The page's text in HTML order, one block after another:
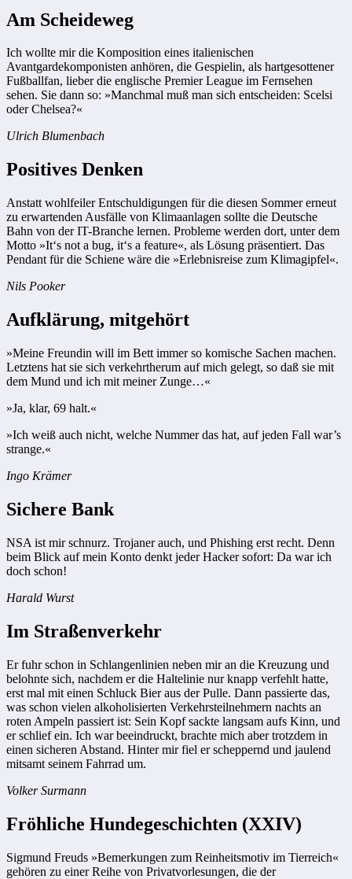
Am Scheideweg
Ich wollte mir die Komposition eines italienischen
Avantgardekomponisten anhören, die Gespielin, als hartgesottener
Fußballfan, lieber die englische Premier League im Fernsehen
sehen. Sie dann so: »Manchmal muß man sich entscheiden: Scelsi
oder Chelsea?«
Ulrich Blumenbach
Positives Denken
Anstatt wohlfeiler Entschuldigungen für die diesen Sommer erneut
zu erwartenden Ausfälle von Klimaanlagen sollte die Deutsche
Bahn von der IT-Branche lernen. Probleme werden dort, unter dem
Motto »It‘s not a bug, it‘s a feature«, als Lösung präsentiert. Das
Pendant für die Schiene wäre die »Erlebnisreise zum Klimagipfel«.
Nils Pooker
Aufklärung, mitgehört
»Meine Freundin will im Bett immer so komische Sachen machen.
Letztens hat sie sich verkehrtherum auf mich gelegt, so daß sie mit
dem Mund und ich mit meiner Zunge…«
»Ja, klar, 69 halt.«
»Ich weiß auch nicht, welche Nummer das hat, auf jeden Fall war’s
strange.«
Ingo Krämer
Sichere Bank
NSA ist mir schnurz. Trojaner auch, und Phishing erst recht. Denn
beim Blick auf mein Konto denkt jeder Hacker sofort: Da war ich
doch schon!
Harald Wurst
Im Straßenverkehr
Er fuhr schon in Schlangenlinien neben mir an die Kreuzung und
belohnte sich, nachdem er die Haltelinie nur knapp verfehlt hatte,
erst mal mit einen Schluck Bier aus der Pulle. Dann passierte das,
was schon vielen alkoholisierten Verkehrsteilnehmern nachts an
roten Ampeln passiert ist: Sein Kopf sackte langsam aufs Kinn, und
er schlief ein. Ich war beeindruckt, brachte mich aber trotzdem in
einen sicheren Abstand. Hinter mir fiel er scheppernd und jaulend
mitsamt seinem Fahrrad um.
Volker Surmann
Fröhliche Hundegeschichten (XXIV)
Sigmund Freuds »Bemerkungen zum Reinheitsmotiv im Tierreich«
gehören zu einer Reihe von Privatvorlesungen, die der